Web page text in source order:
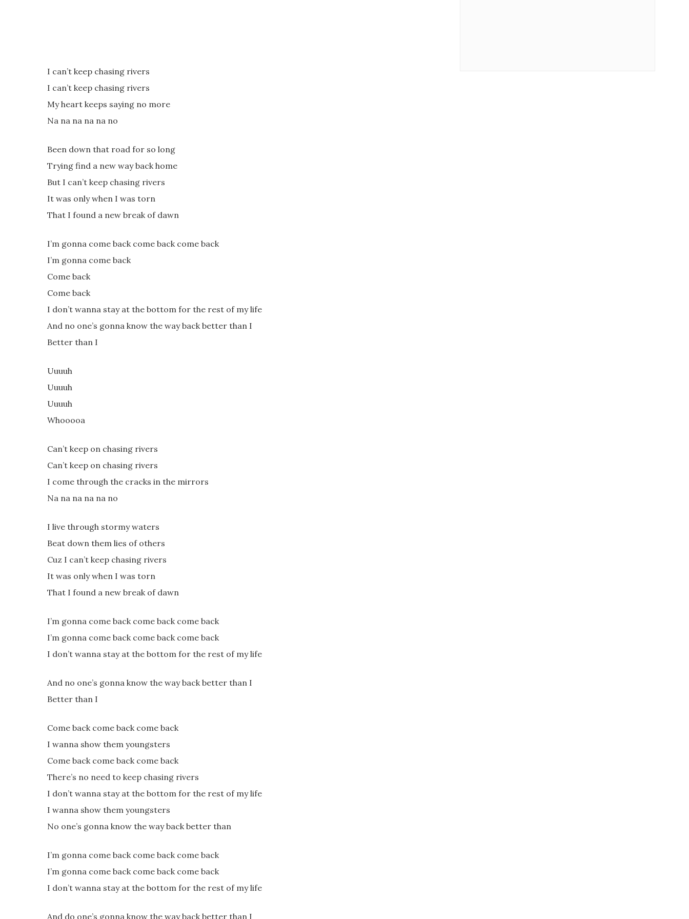
I can’t keep chasing rivers
I can’t keep chasing rivers
My heart keeps saying no more
Na na na na na no
Been down that road for so long
Trying find a new way back home
But I can’t keep chasing rivers
It was only when I was torn
That I found a new break of dawn
I’m gonna come back come back come back
I’m gonna come back
Come back
Come back
I don’t wanna stay at the bottom for the rest of my life
And no one’s gonna know the way back better than I
Better than I
Uuuuh
Uuuuh
Uuuuh
Whooooa
Can’t keep on chasing rivers
Can’t keep on chasing rivers
I come through the cracks in the mirrors
Na na na na na no
I live through stormy waters
Beat down them lies of others
Cuz I can’t keep chasing rivers
It was only when I was torn
That I found a new break of dawn
I’m gonna come back come back come back
I’m gonna come back come back come back
I don’t wanna stay at the bottom for the rest of my life
And no one’s gonna know the way back better than I
Better than I
Come back come back come back
I wanna show them youngsters
Come back come back come back
There’s no need to keep chasing rivers
I don’t wanna stay at the bottom for the rest of my life
I wanna show them youngsters
No one’s gonna know the way back better than
I’m gonna come back come back come back
I’m gonna come back come back come back
I don’t wanna stay at the bottom for the rest of my life
And do one’s gonna know the way back better than I